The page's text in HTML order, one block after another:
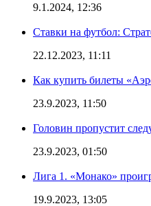
9.1.2024, 12:36
Ставки на футбол:
22.12.2023, 11:11
Как купить билеты
23.9.2023, 11:50
Головин пропустит
23.9.2023, 01:50
Лига 1. «Монако»
19.9.2023, 13:05